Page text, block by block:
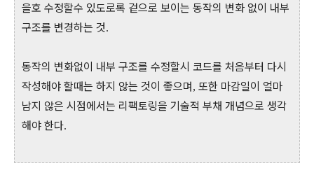
을호 수정할수 있도로록 겉으로 보이는 동작의 변화 없이 내부
구조를 변경하는 것.
동작의 변화없이 내부 구조를 수정할시 코드를 처음부터 다시
작성해야 할때는 하지 않는 것이 좋으며, 또한 마감일이 얼마
남지 않은 시점에서는 리팩토링을 기술적 부채 개념으로 생각
해야 한다.